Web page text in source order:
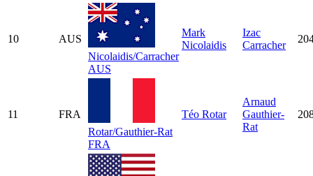
10
AUS
Nicolaidis/Carracher
AUS
Mark
Nicolaidis
Izac
Carracher
11
FRA
Rotar/Gauthier-Rat
FRA
Téo Rotar
Arnaud
Gauthier-
Rat